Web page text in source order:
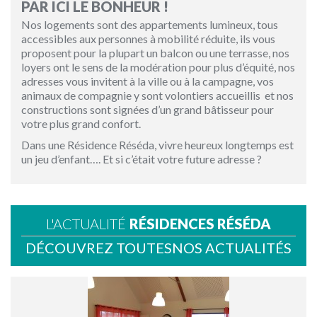
PAR ICI LE BONHEUR !
Nos logements sont des appartements lumineux, tous
accessibles aux personnes à mobilité réduite, ils vous
proposent pour la plupart un balcon ou une terrasse, nos
loyers ont le sens de la modération pour plus d’équité, nos
adresses vous invitent à la ville ou à la campagne, vos
animaux de compagnie y sont volontiers accueillis et nos
constructions sont signées d’un grand bâtisseur pour
votre plus grand confort.
Dans une Résidence Réséda, vivre heureux longtemps est
un jeu d’enfant…. Et si c’était votre future adresse ?
L'ACTUALITÉ RÉSIDENCES RÉSÉDA
DÉCOUVREZ TOUTESNOS ACTUALITÉS